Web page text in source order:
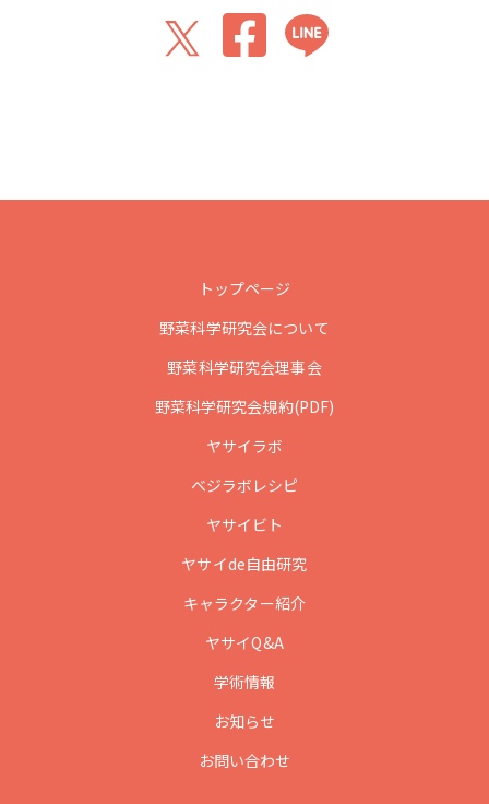
トップページ
野菜科学研究会について
野菜科学研究会理事会
野菜科学研究会規約(PDF)
ヤサイラボ
ベジラボレシピ
ヤサイビト
ヤサイde自由研究
キャラクター紹介
ヤサイQ&A
学術情報
お知らせ
お問い合わせ